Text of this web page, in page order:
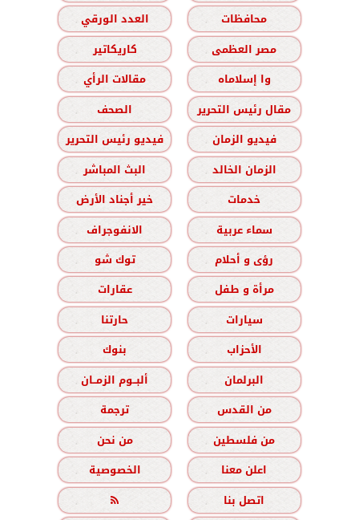
محافظات
العدد الورقي
مصر العظمى
كاريكاتير
وا إسلاماه
مقالات الرأي
مقال رئيس التحرير
الصحف
فيديو الزمان
فيديو رئيس التحرير
الزمان الخالد
البث المباشر
خدمات
خير أجناد الأرض
سماء عربية
الانفوجراف
رؤى و أحلام
توك شو
مرأة و طفل
عقارات
سيارات
حارتنا
الأحزاب
بنوك
البرلمان
ألبــوم الزمــان
من القدس
ترجمة
من فلسطين
من نحن
اعلن معنا
الخصوصية
اتصل بنا
